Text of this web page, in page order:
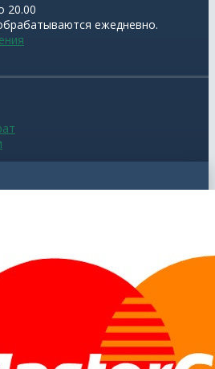
20.00
ежедневно.